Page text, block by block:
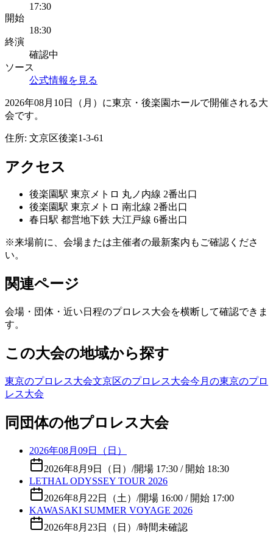
17:30
開始
18:30
終演
確認中
ソース
公式情報を見る
2026年08月10日（月）に東京・後楽園ホールで開催される大
会です。
住所: 文京区後楽1-3-61
アクセス
後楽園駅 東京メトロ 丸ノ内線 2番出口
後楽園駅 東京メトロ 南北線 2番出口
春日駅 都営地下鉄 大江戸線 6番出口
※来場前に、会場または主催者の最新案内もご確認くださ
い。
関連ページ
会場・団体・近い日程のプロレス大会を横断して確認できま
す。
この大会の地域から探す
東京のプロレス大会文京区のプロレス大会今月の東京のプロ
レス大会
同団体の他プロレス大会
2026年08月09日（日）
2026年8月9日（日） /開場 17:30 / 開始 18:30
LETHAL ODYSSEY TOUR 2026
2026年8月22日（土） /開場 16:00 / 開始 17:00
KAWASAKI SUMMER VOYAGE 2026
2026年8月23日（日） /時間未確認